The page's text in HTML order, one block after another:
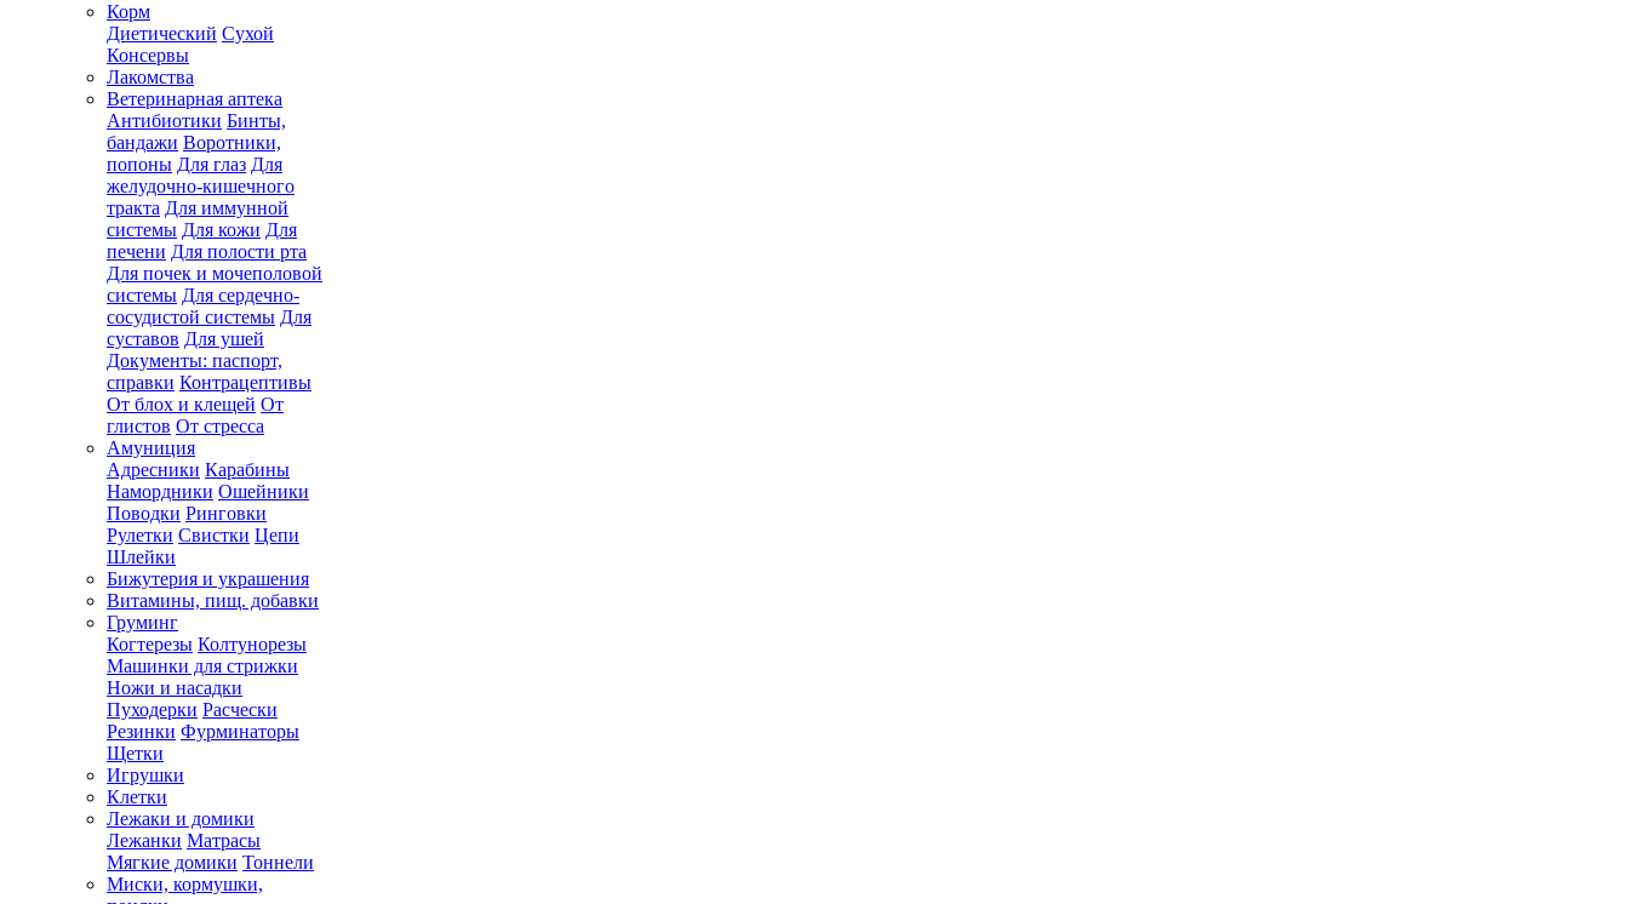
Корм
Диетический Сухой
Консервы
Лакомства
Ветеринарная аптека
Антибиотики Бинты,
бандажи Воротники,
попоны Для глаз Для
желудочно-кишечного
тракта Для иммунной
системы Для кожи Для
печени Для полости рта
Для почек и мочеполовой
системы Для сердечно-
сосудистой системы Для
суставов Для ушей
Документы: паспорт,
справки Контрацептивы
От блох и клещей От
глистов От стресса
Амуниция
Адресники Карабины
Намордники Ошейники
Поводки Ринговки
Рулетки Свистки Цепи
Шлейки
Бижутерия и украшения
Витамины, пищ. добавки
Груминг
Когтерезы Колтунорезы
Машинки для стрижки
Ножи и насадки
Пуходерки Расчески
Резинки Фурминаторы
Щетки
Игрушки
Клетки
Лежаки и домики
Лежанки Матрасы
Мягкие домики Тоннели
Миски, кормушки,